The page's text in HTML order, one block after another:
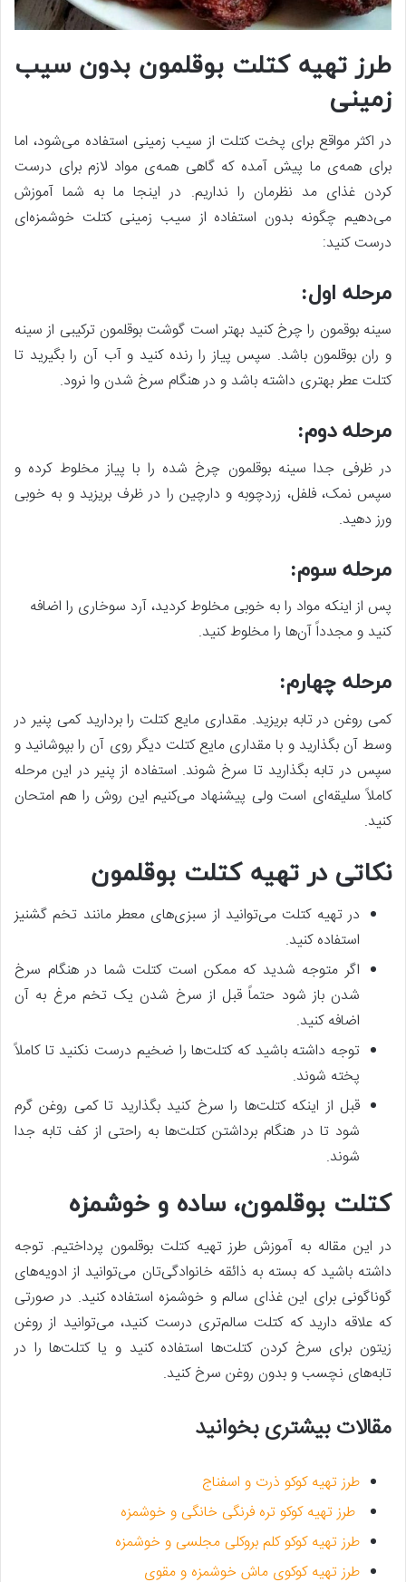
طرز تهیه کتلت بوقلمون بدون سیب
زمینی
در اکثر مواقع برای پخت کتلت از سیب زمینی استفاده می‌شود، اما
برای همه‌ی ما پیش آمده که گاهی همه‌ی مواد لازم برای درست
کردن غذای مد نظرمان را نداریم. در اینجا ما به شما آموزش
می‌دهیم چگونه بدون استفاده از سیب زمینی کتلت خوشمزه‌ای
درست کنید:
مرحله اول:
سینه بوقمون را چرخ کنید بهتر است گوشت بوقلمون ترکیبی از سینه
و ران بوقلمون باشد. سپس پیاز را رنده کنید و آب آن را بگیرید تا
کتلت عطر بهتری داشته باشد و در هنگام سرخ شدن وا نرود.
مرحله دوم:
در ظرفی جدا سینه بوقلمون چرخ شده را با پیاز مخلوط کرده و
سپس نمک، فلفل، زردچوبه و دارچین را در ظرف بریزید و به خوبی
ورز دهید.
مرحله سوم:
پس از اینکه مواد را به خوبی مخلوط کردید، آرد سوخاری را اضافه
کنید و مجدداً آن‌ها را مخلوط کنید.
مرحله چهارم:
کمی روغن در تابه بریزید. مقداری مایع کتلت را بردارید کمی پنیر در
وسط آن بگذارید و با مقداری مایع کتلت دیگر روی آن را بپوشانید و
سپس در تابه بگذارید تا سرخ شوند. استفاده از پنیر در این مرحله
کاملاً سلیقه‌ای است ولی پیشنهاد می‌کنیم این روش را هم امتحان
کنید.
نکاتی در تهیه کتلت بوقلمون
در تهیه کتلت می‌توانید از سبزی‌های معطر مانند تخم گشنیز
استفاده کنید.
اگر متوجه شدید که ممکن است کتلت شما در هنگام سرخ
شدن باز شود حتماً قبل از سرخ شدن یک تخم مرغ به آن
اضافه کنید.
توجه داشته باشید که کتلت‌ها را ضخیم درست نکنید تا کاملاً
پخته شوند.
قبل از اینکه کتلت‌ها را سرخ کنید بگذارید تا کمی روغن گرم
شود تا در هنگام برداشتن کتلت‌ها به راحتی از کف تابه جدا
شوند.
کتلت بوقلمون، ساده و خوشمزه
در این مقاله به آموزش طرز تهیه کتلت بوقلمون پرداختیم. توجه
داشته باشید که بسته به ذائقه خانوادگی‌تان می‌توانید از ادویه‌های
گوناگونی برای این غذای سالم و خوشمزه استفاده کنید. در صورتی
که علاقه دارید که کتلت سالم‌تری درست کنید، می‌توانید از روغن
زیتون برای سرخ کردن کتلت‌ها استفاده کنید و یا کتلت‌ها را در
تابه‌های نچسب و بدون روغن سرخ کنید.
مقالات بیشتری بخوانید
طرز تهیه کوکو ذرت و اسفناج
طرز تهیه کوکو تره فرنگی خانگی و خوشمزه
طرز تهیه کوکو کلم بروکلی مجلسی و خوشمزه
طرز تهیه کوکوی ماش خوشمزه و مقوی